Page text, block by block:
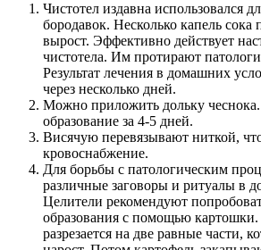
Чистотел издавна использовался
бородавок. Несколько капель
вырост. Эффективно действует
чистотела. Им протирают
Результат лечения в домашних
через несколько дней.
Можно приложить дольку
образование за 4-5 дней.
Висячую перевязывают ниткой,
кровоснабжение.
Для борьбы с патологическим
различные заговоры и ритуалы в
Целители рекомендуют
образования с помощью
разрезается на две равные части,